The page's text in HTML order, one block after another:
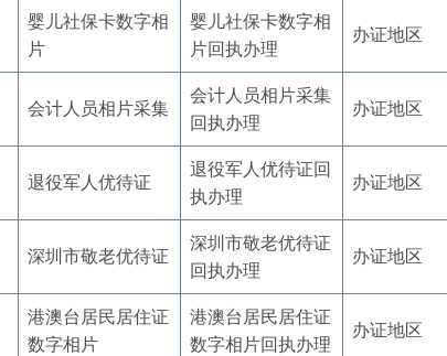
婴儿社保卡数字相
片
婴儿社保卡数字相
片回执办理
办证地区
会计人员相片采集
会计人员相片采集
回执办理
办证地区
退役军人优待证
退役军人优待证回
执办理
办证地区
深圳市敬老优待证
深圳市敬老优待证
回执办理
办证地区
港澳台居民居住证
数字相片
港澳台居民居住证
数字相片回执办理
办证地区